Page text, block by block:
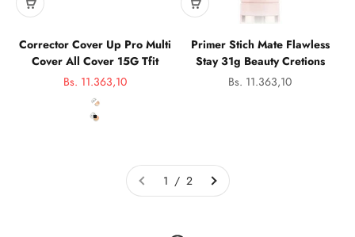
Corrector Cover Up Pro Multi
Cover All Cover 15G Tfit
Precio de oferta
Bs. 11.363,10
color
01 Neutral
02 Warm
Primer Stich Mate Flawless
Stay 31g Beauty Cretions
Precio de oferta
Bs. 11.363,10
1 / 2